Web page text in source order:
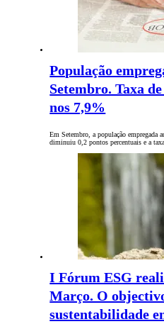
População
Setembro. Taxa
nos 7,9%
Em Setembro, a população empregada
diminuiu 0,2 pontos percentuais e a
I Fórum ESG
Março. O
sustentabilidade